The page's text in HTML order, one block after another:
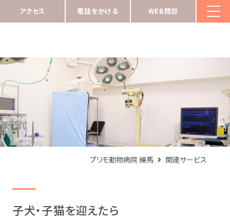
アクセス 電話をかける WEB問診
プリモ動物病院 練馬 関連サービス
子犬・子猫を迎えたら